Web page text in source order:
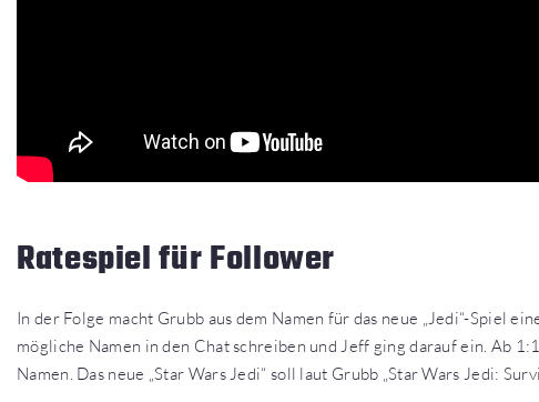
Ratespiel für Follower
In der Folge macht Grubb aus dem Namen für das neue „Jedi“-Spiel
mögliche Namen in den Chat schreiben und Jeff ging darauf ein. Ab
Namen. Das neue „Star Wars Jedi“ soll laut Grubb „Star Wars Jedi: